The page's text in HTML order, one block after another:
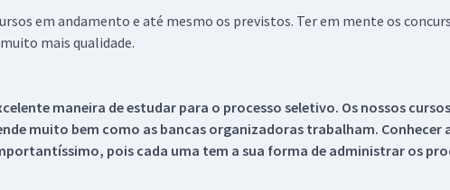
em andamento e até mesmo os previstos. Ter em mente os
mais qualidade.
maneira de estudar para o processo seletivo. Os nossos
muito bem como as bancas organizadoras trabalham.
pois cada uma tem a sua forma de administrar os